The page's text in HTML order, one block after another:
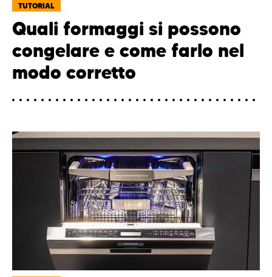
TUTORIAL
Quali formaggi si possono
congelare e come farlo nel
modo corretto